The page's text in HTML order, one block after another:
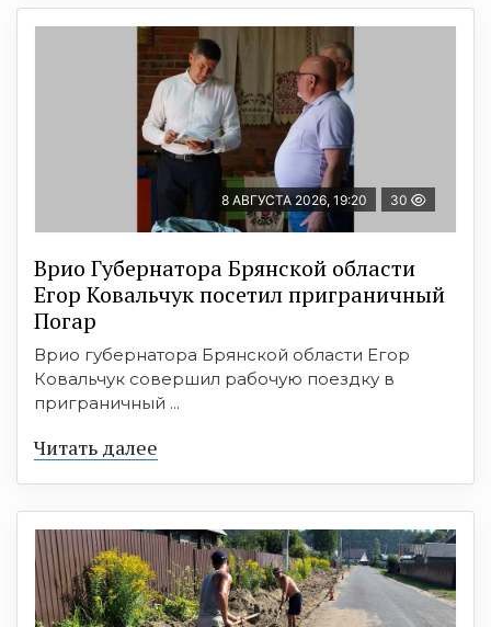
8 АВГУСТА 2026, 19:20 30
Врио Губернатора Брянской области
Егор Ковальчук посетил приграничный
Погар
Врио губернатора Брянской области Егор
Ковальчук совершил рабочую поездку в
приграничный ...
Читать далее